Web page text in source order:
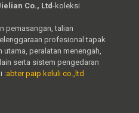
Co., Ltd-koleksi
pemasangan, talian
profesional tapak
peralatan menengah,
serta sistem pengedaran
:abter paip keluli co.,ltd